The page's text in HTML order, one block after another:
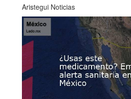
Aristegui Noticias